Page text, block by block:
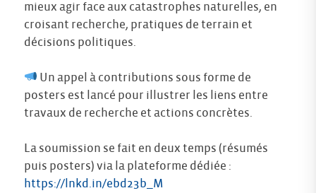
mieux agir face aux catastrophes naturelles, en
croisant recherche, pratiques de terrain et
décisions politiques.
Un appel à contributions sous forme de
posters est lancé pour illustrer les liens entre
travaux de recherche et actions concrètes.
La soumission se fait en deux temps (résumés
puis posters) via la plateforme dédiée :
https://lnkd.in/ebd23b_M